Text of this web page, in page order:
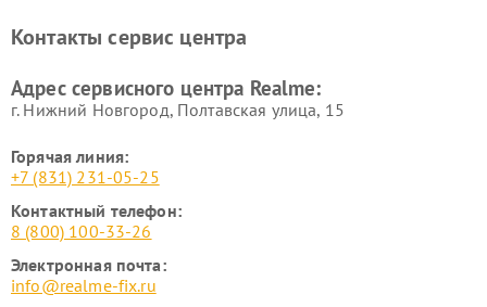
Контакты сервис центра
Адрес сервисного центра Realme:
г. Нижний Новгород, Полтавская улица, 15
Горячая линия:
+7 (831) 231-05-25
Контактный телефон:
8 (800) 100-33-26
Электронная почта:
info@realme-fix.ru